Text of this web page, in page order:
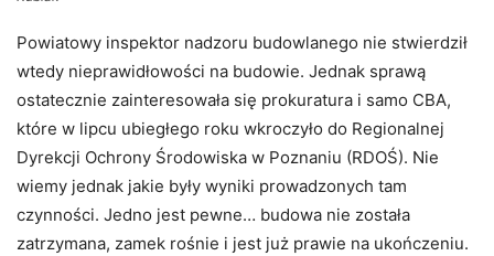
Powiatowy inspektor nadzoru budowlanego nie stwierdził
wtedy nieprawidłowości na budowie. Jednak sprawą
ostatecznie zainteresowała się prokuratura i samo CBA,
które w lipcu ubiegłego roku wkroczyło do Regionalnej
Dyrekcji Ochrony Środowiska w Poznaniu (RDOŚ). Nie
wiemy jednak jakie były wyniki prowadzonych tam
czynności. Jedno jest pewne… budowa nie została
zatrzymana, zamek rośnie i jest już prawie na ukończeniu.